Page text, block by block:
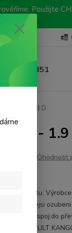
Použijte
Kontakty
linka
792 217 851
9-16 hod.)
- 1.9 D
-
Ohodnotit
o autodílu:
náprava vnejsi
RENAULT